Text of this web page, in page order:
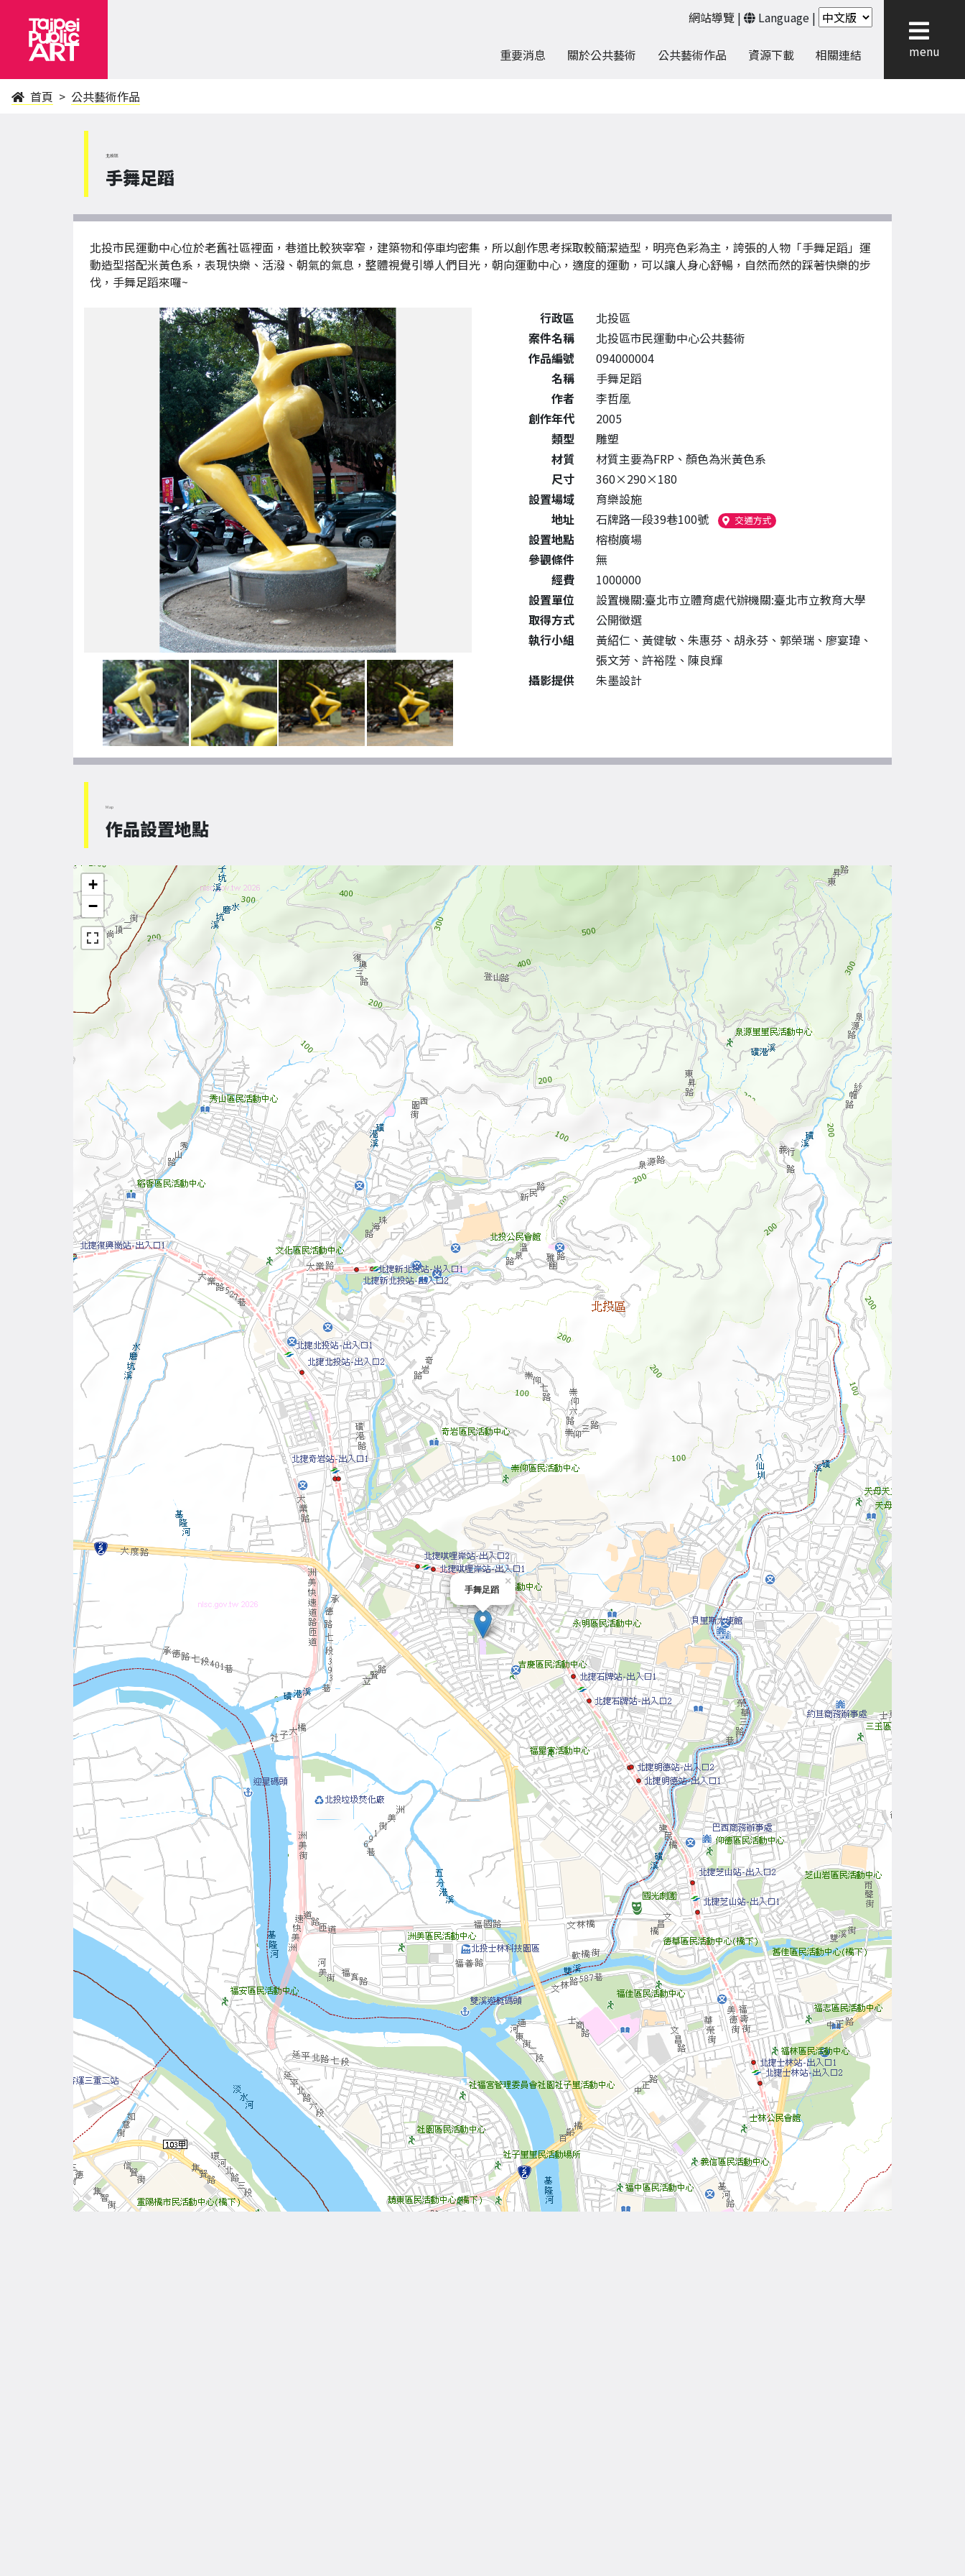
網站導覽 | Language |
重要消息 關於公共藝術 公共藝術作品 資源下載 相關連結 menu
首頁 公共藝術作品
北投區
手舞足蹈
北投市民運動中心位於老舊社區裡面，巷道比較狹宰窄，建築物和停車均密集，所以創作思考採取較簡潔造型，明亮色彩為主，誇張的人物「手舞足蹈」運
動造型搭配米黃色系，表現快樂、活潑、朝氣的氣息，整體視覺引導人們目光，朝向運動中心，適度的運動，可以讓人身心舒暢，自然而然的踩著快樂的步
伐，手舞足蹈來囉~
公共藝術作品詳細資料
行政區
北投區
案件名稱
北投區市民運動中心公共藝術
作品編號
094000004
名稱
手舞足蹈
作者
李哲凰
創作年代
2005
類型
雕塑
材質
材質主要為FRP、顏色為米黃色系
尺寸
360×290×180
設置場域
育樂設施
地址
石牌路一段39巷100號 交通方式（另開新視窗）
設置地點
榕樹廣場
參觀條件
無
經費
1000000
設置單位
設置機關:臺北市立體育處代辦機關:臺北市立教育大學
取得方式
公開徵選
執行小組
黃紹仁、黃健敏、朱惠芬、胡永芬、郭榮瑞、廖宴瑋、
張文芳、許裕陞、陳良輝
攝影提供
朱墨設計
Map
作品設置地點
手舞足蹈
×
+
−